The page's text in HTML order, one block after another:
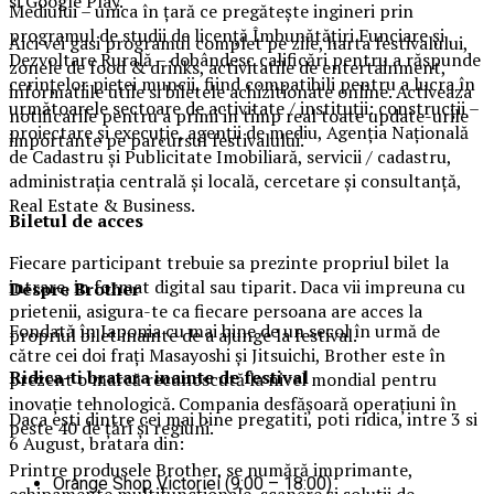
Mediului – unica în ţară ce pregăteşte ingineri prin
programul de studii de licenţă Îmbunătăţiri Funciare şi
Dezvoltare Rurală – dobândesc calificări pentru a răspunde
cerințelor pieței muncii, fiind compatibili pentru a lucra în
următoarele sectoare de activitate / instituții: construcții –
proiectare și execuție, agenții de mediu, Agenția Națională
de Cadastru și Publicitate Imobiliară, servicii / cadastru,
administrația centrală și locală, cercetare și consultanță,
Real Estate & Business.
Despre Brother
Fondată în Japonia cu mai bine de un secol în urmă de
către cei doi frați Masayoshi și Jitsuichi, Brother este în
prezent o marcă recunoscută la nivel mondial pentru
inovație tehnologică. Compania desfășoară operațiuni în
peste 40 de țări și regiuni.
Printre produsele Brother, se numără imprimante,
Aici vei gasi programul complet pe zile, harta festivalului,
zonele de food & drinks, activitatile de entertainment,
informatiile utile si biletele achizitionate online. Activeaza
notificarile pentru a primi in timp real toate update-urile
importante pe parcursul festivalului.
Biletul de acces
Fiecare participant trebuie sa prezinte propriul bilet la
intrare, in format digital sau tiparit. Daca vii impreuna cu
prietenii, asigura-te ca fiecare persoana are acces la
propriul bilet inainte de a ajunge la festival.
Ridica-ti bratarainainte de festival
Daca esti dintre cei mai bine pregatiti, poti ridica, intre 3 si
6 August, bratara din:
Orange Shop Victoriei (9:00 – 18:00)